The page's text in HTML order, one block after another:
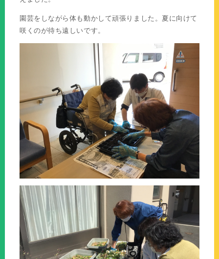
園芸をしながら体も動かして頑張りました。夏に向けて
咲くのが待ち遠しいです。